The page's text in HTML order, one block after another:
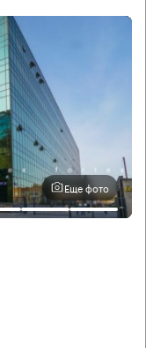
Еще фото